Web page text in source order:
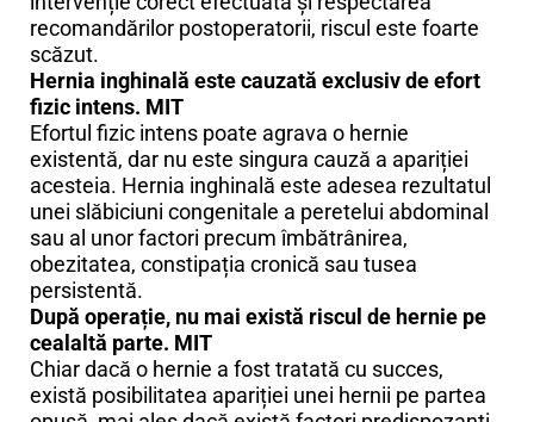
recomandărilor postoperatorii, riscul este foarte
scăzut.
Hernia inghinală este cauzată exclusiv de efort
fizic intens. MIT
Efortul fizic intens poate agrava o hernie
existentă, dar nu este singura cauză a apariției
acesteia. Hernia inghinală este adesea rezultatul
unei slăbiciuni congenitale a peretelui abdominal
sau al unor factori precum îmbătrânirea,
obezitatea, constipația cronică sau tusea
persistentă.
După operație, nu mai există riscul de hernie pe
cealaltă parte. MIT
Chiar dacă o hernie a fost tratată cu succes,
există posibilitatea apariției unei hernii pe partea